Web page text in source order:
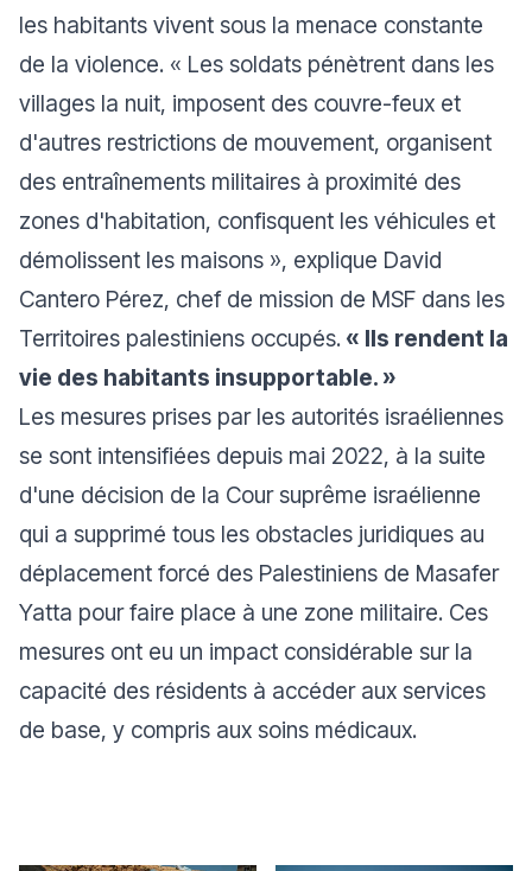
les habitants vivent sous la menace constante
de la violence. « Les soldats pénètrent dans les
villages la nuit, imposent des couvre-feux et
d'autres restrictions de mouvement, organisent
des entraînements militaires à proximité des
zones d'habitation, confisquent les véhicules et
démolissent les maisons », explique David
Cantero Pérez, chef de mission de MSF dans les
Territoires palestiniens occupés. « Ils rendent la
vie des habitants insupportable. »
Les mesures prises par les autorités israéliennes
se sont intensifiées depuis mai 2022, à la suite
d'une décision de la Cour suprême israélienne
qui a supprimé tous les obstacles juridiques au
déplacement forcé des Palestiniens de Masafer
Yatta pour faire place à une zone militaire. Ces
mesures ont eu un impact considérable sur la
capacité des résidents à accéder aux services
de base, y compris aux soins médicaux.